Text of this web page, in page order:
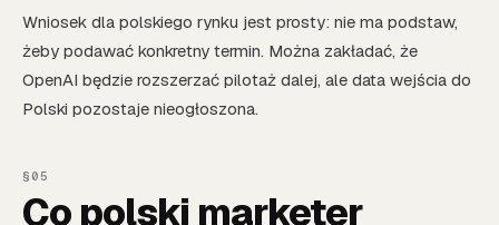
Wniosek dla polskiego rynku jest prosty: nie ma podstaw,
żeby podawać konkretny termin. Można zakładać, że
OpenAI będzie rozszerzać pilotaż dalej, ale data wejścia do
Polski pozostaje nieogłoszona.
Co polski marketer